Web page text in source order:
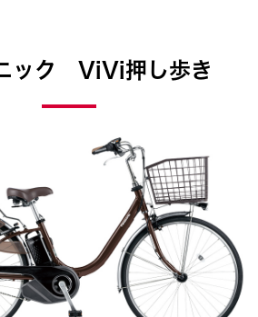
ック ViVi押し歩き